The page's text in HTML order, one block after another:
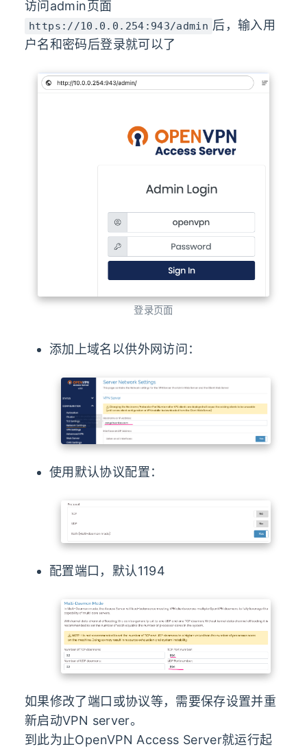
访问admin页面
https://10.0.0.254:943/admin 后，输入用
户名和密码后登录就可以了
登录页面
添加上域名以供外网访问：
使用默认协议配置：
配置端口，默认1194
如果修改了端口或协议等，需要保存设置并重
新启动VPN server。
到此为止OpenVPN Access Server就运行起